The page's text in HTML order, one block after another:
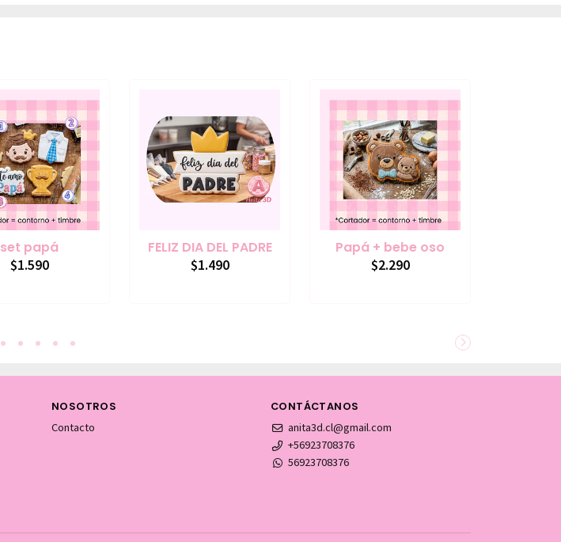
set papá
$1.590
FELIZ DIA DEL PADRE
$1.490
Papá + bebe oso
$2.290
NOSOTROS
Contacto
CONTÁCTANOS
anita3d.cl@gmail.com
+56923708376
56923708376